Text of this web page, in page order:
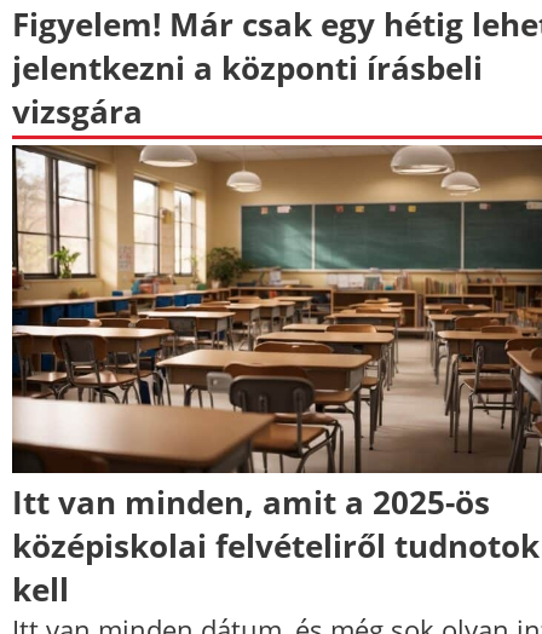
Figyelem! Már csak egy hétig
jelentkezni a központi írásbeli
vizsgára
Itt van minden, amit a 2025-ös
középiskolai felvételiről tudnotok
kell